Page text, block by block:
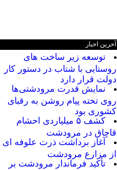
آخرین اخبار
توسعه زیر ساخت های
روستایی با شتاب در دستور کار
دولت قرار دارد
نمایش قدرت مرودشتی‌ها
روی تخته پیام روشن به رقبای
کشوری بود
کشف ۵ میلیاردی احشام
قاچاق در مرودشت
آغاز برداشت ذرت علوفه ای
از مزارع مرودشت
تأکید فرماندار مرودشت بر